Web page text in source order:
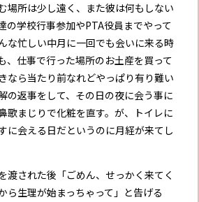
場所は少し遠く、また彼は何もしない
の学校行事参加やPTA役員までやって
な忙しい中月に一回でも会いに来る時
、仕事で行った場所のお土産を買って
なら当たり前なれどやっぱり有り難い
の返事をして、その日の夜に会う事に
歌まじりで化粧を直す。が、トイレに
に会える日だというのに月経が来てし
渡された後「ごめん、せっかく来てく
ら生理が始まっちゃって」と告げる